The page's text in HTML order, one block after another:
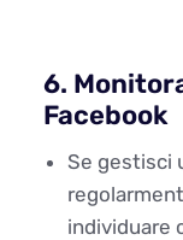
6.
Facebook
Se gestisci
individuare